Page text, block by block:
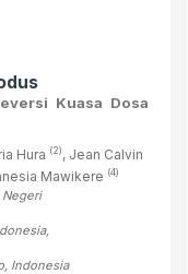
Kuasa Dosa
Hura (2), Jean Calvin
Mawikere (4)
Negeri
,
, Indonesia